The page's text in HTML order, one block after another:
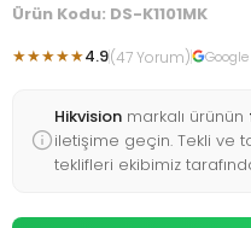
Ürün Kodu: DS-K1101MK
★★★★★4.9(47 Yorum) Google
Hikvision markalı ürünün
iletişime geçin. Tekli ve
teklifleri ekibimiz